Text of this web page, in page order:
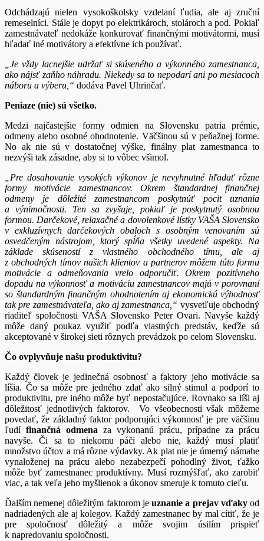
Odchádzajú nielen vysokoškolsky vzdelaní ľudia, ale aj zruční
remeselníci. Stále je dopyt po elektrikároch, stolároch a pod. Pokiaľ
zamestnávateľ nedokáže konkurovať finančnými motivátormi, musí
hľadať iné motivátory a efektívne ich používať.
„Je vždy lacnejšie udržať si skúseného a výkonného zamestnanca,
ako nájsť zaňho náhradu. Niekedy sa to nepodarí ani po mesiacoch
náboru a výberu,“ dodáva Pavel Uhrinčať.
Peniaze (nie) sú všetko.
Medzi najčastejšie formy odmien na Slovensku patria prémie,
odmeny alebo osobné ohodnotenie. Väčšinou sú v peňažnej forme.
No ak nie sú v dostatočnej výške, finálny plat zamestnanca to
nezvýši tak zásadne, aby si to vôbec všimol.
„Pre dosahovanie vysokých výkonov je nevyhnutné hľadať rôzne
formy motivácie zamestnancov. Okrem štandardnej finančnej
odmeny je dôležité zamestnancom poskytnúť pocit uznania
a výnimočnosti. Ten sa zvyšuje, pokiaľ je poskytnutý osobnou
formou. Darčekové, relaxačné a dovolenkové lístky VAŠA Slovensko
v exkluzívnych darčekových obaloch s osobným venovaním sú
osvedčeným nástrojom, ktorý spĺňa všetky uvedené aspekty. Na
základe skúseností z vlastného obchodného tímu, ale aj
z obchodných tímov našich klientov a partnerov môžem túto formu
motivácie a odmeňovania vrelo odporučiť. Okrem pozitívneho
dopadu na výkonnosť a motiváciu zamestnancov majú v porovnaní
so štandardným finančným ohodnotením aj ekonomickú výhodnosť
tak pre zamestnávateľa, ako aj zamestnanca,“ vysvetľuje obchodný
riaditeľ spoločnosti VAŠA Slovensko Peter Ovari. Navyše každý
môže daný poukaz využiť podľa vlastných predstáv, keďže sú
akceptované v širokej sieti rôznych prevádzok po celom Slovensku.
Čo ovplyvňuje našu produktivitu?
Každý človek je jedinečná osobnosť a faktory jeho motivácie sa
líšia. Čo sa môže pre jedného zdať ako silný stimul a podporí to
produktivitu, pre iného môže byť nepostačujúce. Rovnako sa líši aj
dôležitosť jednotlivých faktorov. Vo všeobecnosti však môžeme
povedať, že základný faktor podporujúci výkonnosť je pre väčšinu
ľudí finančná odmena za vykonanú prácu, prípadne za prácu
navyše. Či sa to niekomu páči alebo nie, každý musí platiť
množstvo účtov a má rôzne výdavky. Ak plat nie je úmerný námahe
vynaloženej na prácu alebo nezabezpečí pohodlný život, ťažko
môže byť zamestnanec produktívny. Musí rozmýšľať, ako zarobiť
viac, a tak veľa jeho myšlienok a úkonov smeruje k tomuto cieľu.
Ďalším nemenej dôležitým faktorom jeuznanie a prejav vďakyod
nadriadených ale aj kolegov. Každý zamestnanec by mal cítiť, že je
pre spoločnosť dôležitý a môže svojim úsilím prispieť
k napredovaniu spoločnosti.